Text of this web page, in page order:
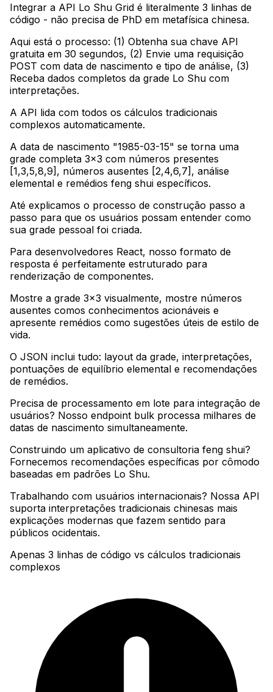
Integrar a API Lo Shu Grid é literalmente 3 linhas de
código - não precisa de PhD em metafísica chinesa.
Aqui está o processo: (1) Obtenha sua chave API
gratuita em 30 segundos, (2) Envie uma requisição
POST com data de nascimento e tipo de análise, (3)
Receba dados completos da grade Lo Shu com
interpretações.
A API lida com todos os cálculos tradicionais
complexos automaticamente.
A data de nascimento "1985-03-15" se torna uma
grade completa 3x3 com números presentes
[1,3,5,8,9], números ausentes [2,4,6,7], análise
elemental e remédios feng shui específicos.
Até explicamos o processo de construção passo a
passo para que os usuários possam entender como
sua grade pessoal foi criada.
Para desenvolvedores React, nosso formato de
resposta é perfeitamente estruturado para
renderização de componentes.
Mostre a grade 3x3 visualmente, mostre números
ausentes comos conhecimentos acionáveis e
apresente remédios como sugestões úteis de estilo de
vida.
O JSON inclui tudo: layout da grade, interpretações,
pontuações de equilíbrio elemental e recomendações
de remédios.
Precisa de processamento em lote para integração de
usuários? Nosso endpoint bulk processa milhares de
datas de nascimento simultaneamente.
Construindo um aplicativo de consultoria feng shui?
Fornecemos recomendações específicas por cômodo
baseadas em padrões Lo Shu.
Trabalhando com usuários internacionais? Nossa API
suporta interpretações tradicionais chinesas mais
explicações modernas que fazem sentido para
públicos ocidentais.
Apenas 3 linhas de código vs cálculos tradicionais
complexos